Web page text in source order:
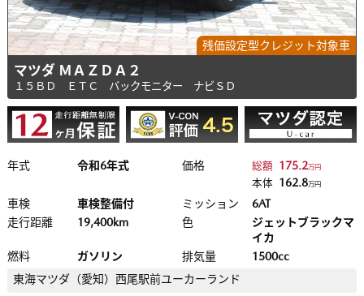
残価設定型クレジット対象車
マツダ ＭＡＺＤＡ２
１５ＢＤ ＥＴＣ バックモニター ナビＳＤ
年式 令和6年式 価格 総額 175.2万円
本体 162.8万円
車検 車検整備付 ミッション
6AT
走行距離
19,400km 色
ジェットブラックマ
イカ
燃料
ガソリン 排気量
1500cc
東海マツダ（愛知） 西尾駅前ユーカーランド